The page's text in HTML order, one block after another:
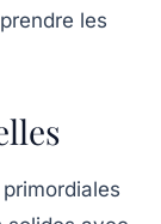
les